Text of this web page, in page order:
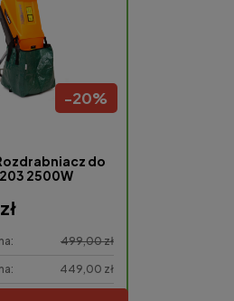
-20%
do
2500W
499,00 zł
449,00 zł